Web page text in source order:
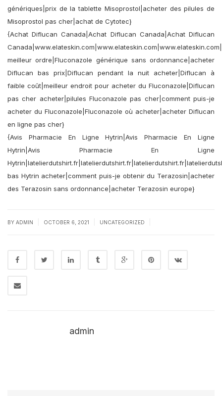
génériques|prix de la tablette Misoprostol|acheter des pilules de
Misoprostol pas cher|achat de Cytotec}
{Achat Diflucan Canada|Achat Diflucan Canada|Achat Diflucan
meilleur ordre|Fluconazole générique sans ordonnance|acheter
Diflucan bas prix|Diflucan pendant la nuit acheter|Diflucan à
faible coût|meilleur endroit pour acheter du Fluconazole|Diflucan
pas cher acheter|pilules Fluconazole pas cher|comment puis-je
acheter du Fluconazole|Fluconazole où acheter|acheter Diflucan
en ligne pas cher}
{Avis Pharmacie En Ligne Hytrin|Avis Pharmacie En Ligne
Hytrin|Avis Pharmacie En Ligne
bas Hytrin acheter|comment puis-je obtenir du Terazosin|acheter
des Terazosin sans ordonnance|acheter Terazosin europe}
BY ADMIN OCTOBER 6, 2021 UNCATEGORIZED
admin